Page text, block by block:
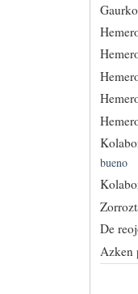
bueno
De
Azken